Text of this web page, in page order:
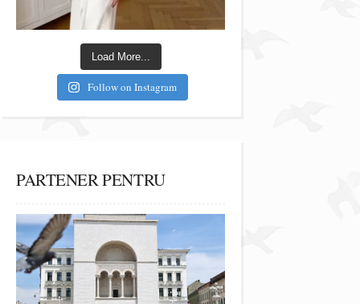
Load More...
Follow on Instagram
PARTENER PENTRU